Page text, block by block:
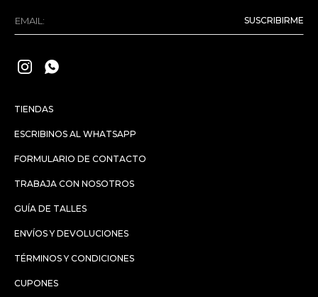
TIENDAS
ESCRIBINOS AL WHATSAPP
FORMULARIO DE CONTACTO
TRABAJA CON NOSOTROS
GUÍA DE TALLES
ENVÍOS Y DEVOLUCIONES
TÉRMINOS Y CONDICIONES
CUPONES
SUSCRIBIRME
 